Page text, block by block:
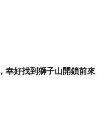
幸好找到獅子山開鎖前來